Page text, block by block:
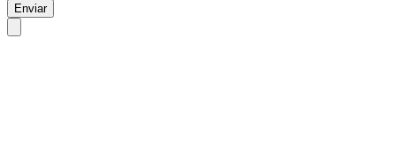
Enviar